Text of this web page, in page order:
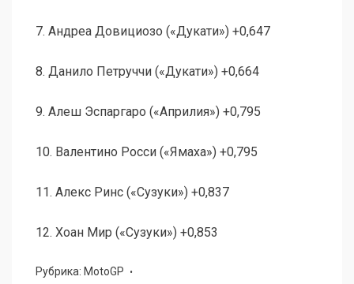
7. Андреа Довициозо («Дукати») +0,647
8. Данило Петруччи («Дукати») +0,664
9. Алеш Эспаргаро («Априлия») +0,795
10. Валентино Росси («Ямаха») +0,795
11. Алекс Ринс («Сузуки») +0,837
12. Хоан Мир («Сузуки») +0,853
Рубрика: MotoGP